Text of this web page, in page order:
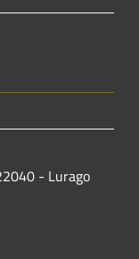
- Lurago